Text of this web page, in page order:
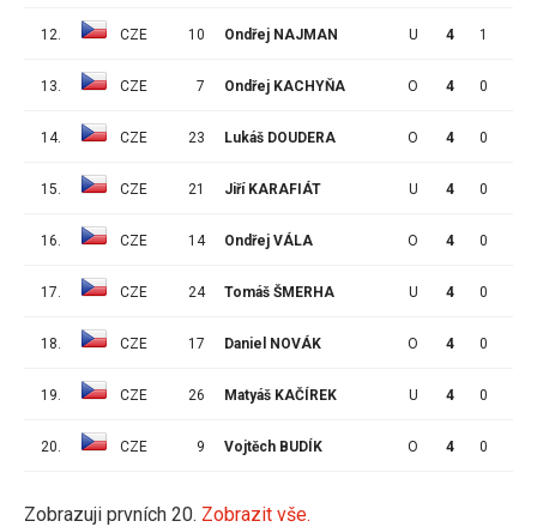
12. CZE 10 Ondřej NAJMAN U 4 1
13. CZE 7 Ondřej KACHYŇA O 4 0
14. CZE 23 Lukáš DOUDERA O 4 0
15. CZE 21 Jiří KARAFIÁT U 4 0
16. CZE 14 Ondřej VÁLA O 4 0
17. CZE 24 Tomáš ŠMERHA U 4 0
18. CZE 17 Daniel NOVÁK O 4 0
19. CZE 26 Matyáš KAČÍREK U 4 0
20. CZE 9 Vojtěch BUDÍK O 4 0
Zobrazuji prvních 20. Zobrazit vše.